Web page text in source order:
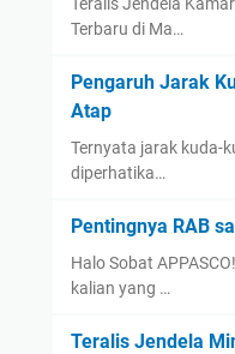
Terbaru di Ma…
Pengaruh Jarak
Atap
Ternyata jarak kuda-
diperhatika…
Pentingnya RAB
Halo Sobat
kalian yang …
Teralis Jendela